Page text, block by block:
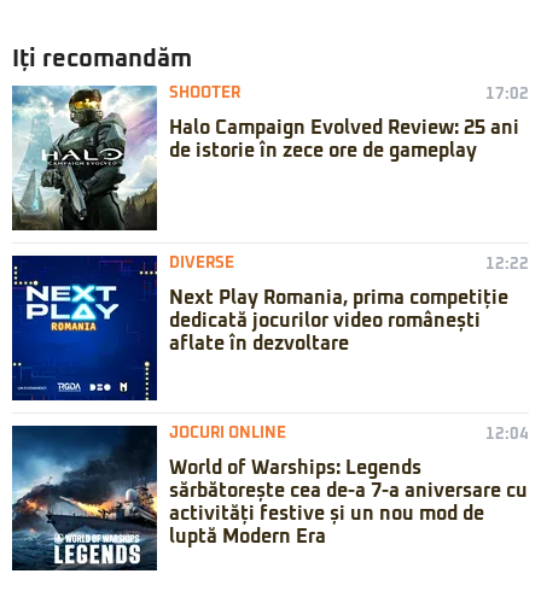
Iți recomandăm
SHOOTER 17:02
Halo Campaign Evolved Review: 25 ani
de istorie în zece ore de gameplay
DIVERSE 12:22
Next Play Romania, prima competiție
dedicată jocurilor video românești
aflate în dezvoltare
JOCURI ONLINE 12:04
World of Warships: Legends
sărbătorește cea de-a 7-a aniversare cu
activități festive și un nou mod de
luptă Modern Era